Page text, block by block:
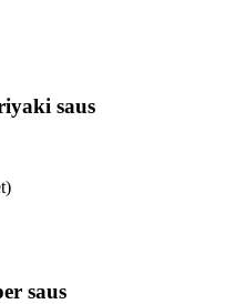
saus
saus